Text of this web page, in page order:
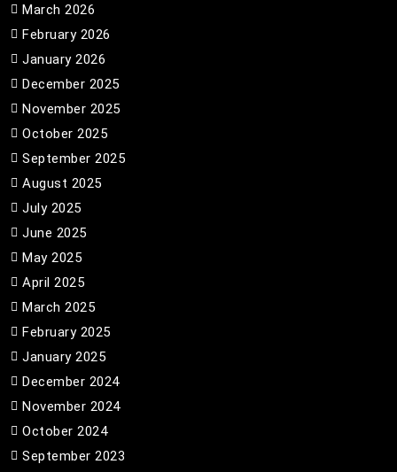
March 2026
February 2026
January 2026
December 2025
November 2025
October 2025
September 2025
August 2025
July 2025
June 2025
May 2025
April 2025
March 2025
February 2025
January 2025
December 2024
November 2024
October 2024
September 2023